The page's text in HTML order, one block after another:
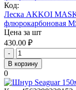
Код:
Леска AKKOI
флюрокарбоновая
Цена за шт
430.00 ₽
-
В корзину
0